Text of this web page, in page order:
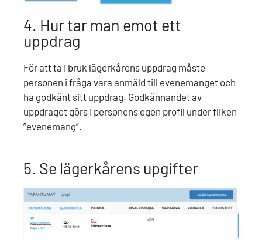
4. Hur tar man emot ett
uppdrag
För att ta i bruk lägerkårens uppdrag måste
personen i fråga vara anmäld till evenemanget och
ha godkänt sitt uppdrag. Godkännandet av
uppdraget görs i personens egen profil under fliken
”evenemang”.
5. Se lägerkårens upgifter